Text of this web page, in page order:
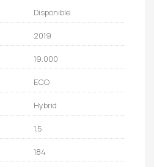
Disponible
2019
19.000
ECO
Hybrid
1.5
184